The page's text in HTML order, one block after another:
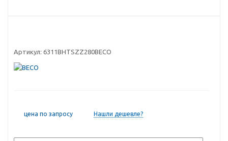
Артикул: 6311BHTSZZ280BECO
цена по запросу Нашли дешевле?